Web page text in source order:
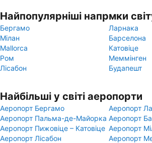
Найпопулярніші напрмки
Бергамо
Ларнака
Мілан
Барселона
Mallorca
Катовіце
Ром
Меммінген
Лісабон
Будапешт
Найбільші у світі аеропорти
Аеропорт Бергамо
Аеропорт
Аеропорт Пальма-де-Майорка Аеропорт
Аеропорт Пижовіце – Катовіце Аеропорт
Аеропорт Лісабон
Аеропорт